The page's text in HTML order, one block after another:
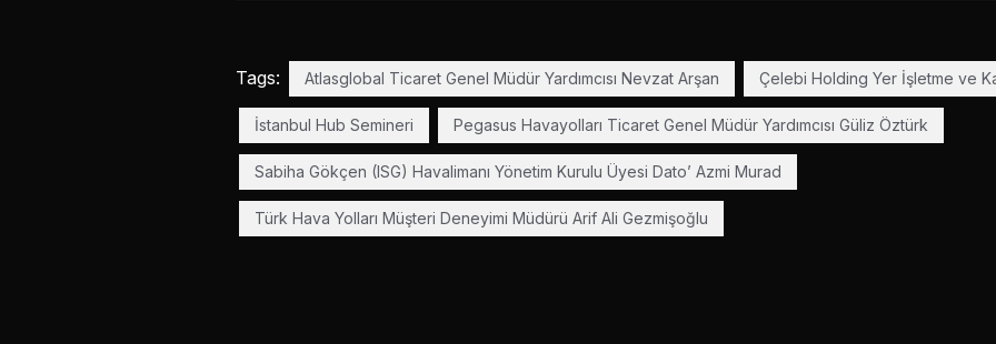
Tags: Atlasglobal Ticaret Genel Müdür Yardımcısı Nevzat Arşan Çelebi Holding Yer İşletme ve
İstanbul Hub Semineri Pegasus Havayolları Ticaret Genel Müdür Yardımcısı Güliz Öztürk
Sabiha Gökçen (ISG) Havalimanı Yönetim Kurulu Üyesi Dato’ Azmi Murad
Türk Hava Yolları Müşteri Deneyimi Müdürü Arif Ali Gezmişoğlu